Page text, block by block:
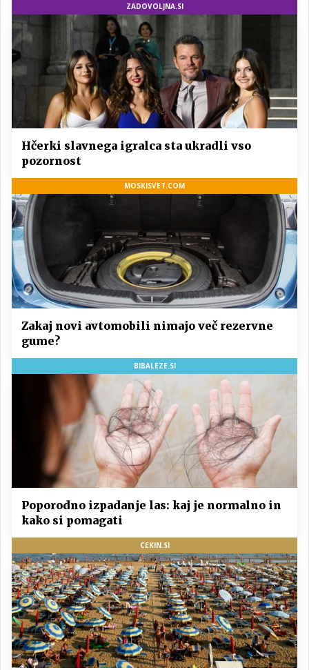
ZADOVOLJNA.SI
Hčerki slavnega igralca sta ukradli vso
pozornost
MOSKISVET.COM
Zakaj novi avtomobili nimajo več rezervne
gume?
BIBALEZE.SI
Poporodno izpadanje las: kaj je normalno in
kako si pomagati
CEKIN.SI